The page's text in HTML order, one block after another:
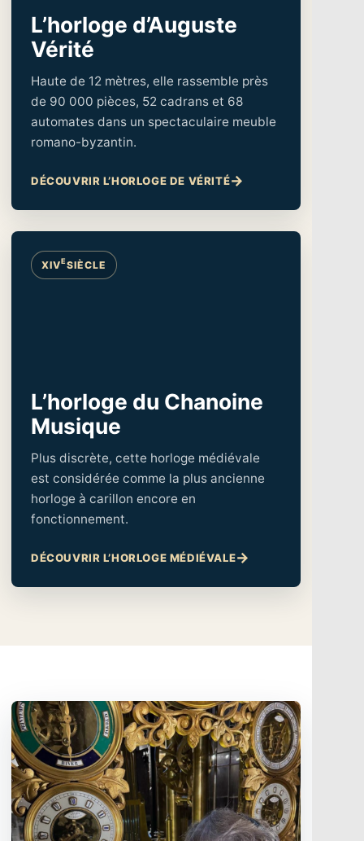
L’horloge d’Auguste
Vérité
Haute de 12 mètres, elle rassemble près
de 90 000 pièces, 52 cadrans et 68
automates dans un spectaculaire meuble
romano-byzantin.
DÉCOUVRIR L’HORLOGE DE VÉRITÉ
XIVESIÈCLE
L’horloge du Chanoine
Musique
Plus discrète, cette horloge médiévale
est considérée comme la plus ancienne
horloge à carillon encore en
fonctionnement.
DÉCOUVRIR L’HORLOGE MÉDIÉVALE